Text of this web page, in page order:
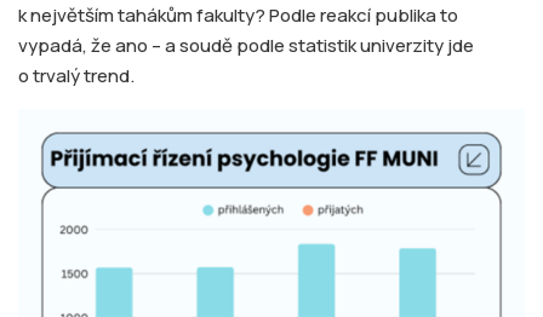
k největším tahákům fakulty? Podle reakcí publika to
vypadá, že ano – a soudě podle statistik univerzity jde
o trvalý trend.